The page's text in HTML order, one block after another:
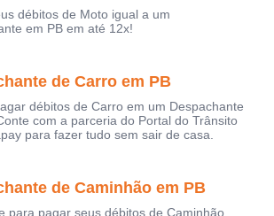
débitos de Moto igual a um
em PB em até 12x!
de Carro em PB
débitos de Carro em um Despachante
com a parceria do Portal do Trânsito
para fazer tudo sem sair de casa.
de Caminhão em PB
para pagar seus débitos de Caminhão